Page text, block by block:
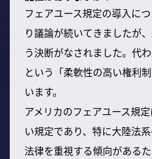
フェアユース規定の導入に
り議論が続いてきましたが
う決断がなされました。代
という「柔軟性の高い権利
います。
アメリカのフェアユース規
い規定であり、特に大陸法
法律を重視する傾向がある